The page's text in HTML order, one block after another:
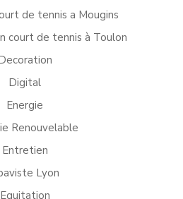
de tennis a Mougins
court de tennis à Toulon
Digital
Energie
Renouvelable
Entretien
Lyon
Equitation